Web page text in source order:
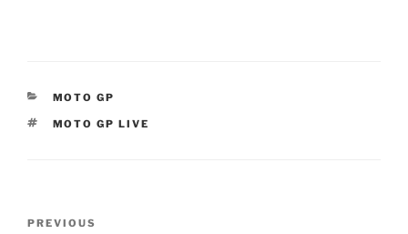
CATEGORIES
MOTO GP
TAGS
MOTO GP LIVE
Previous
PREVIOUS